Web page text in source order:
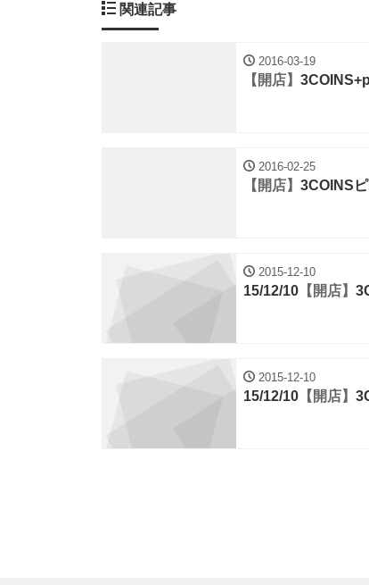
関連記事
2016-03-19
【開店】
2016-02-25
【開店】 3COINS
2015-12-10
15/12/10 【開店】
2015-12-10
15/12/10 【開店】